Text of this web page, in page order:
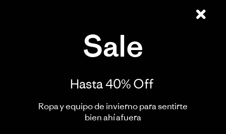
Poco PequeñaSale
Hasta 40% Off ​
Ropa y equipo de invierno para sentirte
bien ahí afuera​